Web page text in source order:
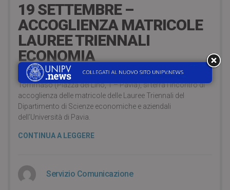
19 SETTEMBRE –
ACCOGLIENZA MATRICOLE
LAUREE TRIENNALI
ECONOMIA
Mercoledì 19 settembre 2018, presso l’Aula E1 di Palazzo S.
Tommaso (Piazza del Lino, 1 – Pavia), si terrà l’incontro di
accoglienza delle matricole delle Lauree Triennali del
Dipartimento di Scienze economiche e aziendali
dell’Università di Pavia.
CONTINUA A LEGGERE
Servizio Comunicazione